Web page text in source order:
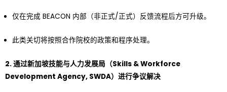
仅在完成 BEACON 内部（非正式/正式）反馈流程后方可升级。
此类关切将按照合作院校的政策和程序处理。
2. 通过新加坡技能与人力发展局（Skills & Workforce
Development Agency, SWDA）进行争议解决